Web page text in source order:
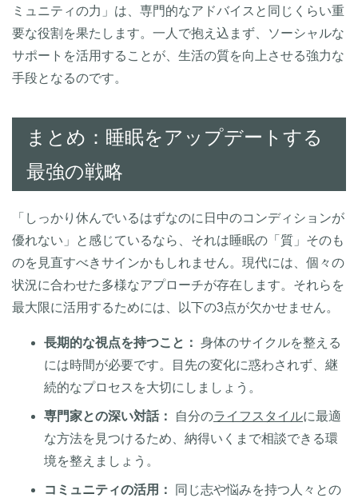
ミュニティの力」は、専門的なアドバイスと同じくらい重
要な役割を果たします。一人で抱え込まず、ソーシャルな
サポートを活用することが、生活の質を向上させる強力な
手段となるのです。
まとめ：睡眠をアップデートする
最強の戦略
「しっかり休んでいるはずなのに日中のコンディションが
優れない」と感じているなら、それは睡眠の「質」そのも
のを見直すべきサインかもしれません。現代には、個々の
状況に合わせた多様なアプローチが存在します。それらを
最大限に活用するためには、以下の3点が欠かせません。
長期的な視点を持つこと： 身体のサイクルを整える
には時間が必要です。目先の変化に惑わされず、継
続的なプロセスを大切にしましょう。
専門家との深い対話： 自分のライフスタイルに最適
な方法を見つけるため、納得いくまで相談できる環
境を整えましょう。
コミュニティの活用：
同じ志や悩みを持つ人々との